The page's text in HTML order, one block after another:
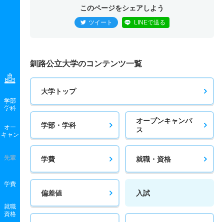
学部
学科
オー
キャン
先輩
学費
就職
資格
このページをシェアしよう
ツイート LINEで送る
釧路公立大学のコンテンツ一覧
大学トップ
学部・学科
オープンキャンパ
ス
学費 就職・資格
偏差値 入試